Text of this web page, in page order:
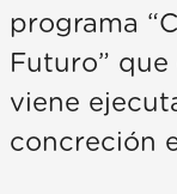
programa
Futuro”
viene
concreción